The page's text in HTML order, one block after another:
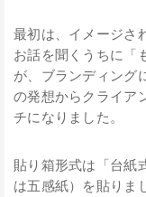
最初は、イメージさ
お話を聞くうちに「
が、ブランディング
の発想からクライア
チになりました。
貼り箱形式は「台紙
は五感紙）を貼りま